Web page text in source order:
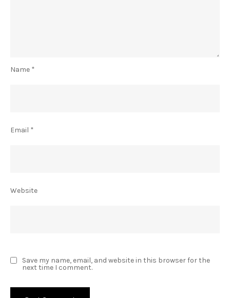
Name *
Email *
Website
Save my name, email, and website in this browser for the
next time I comment.